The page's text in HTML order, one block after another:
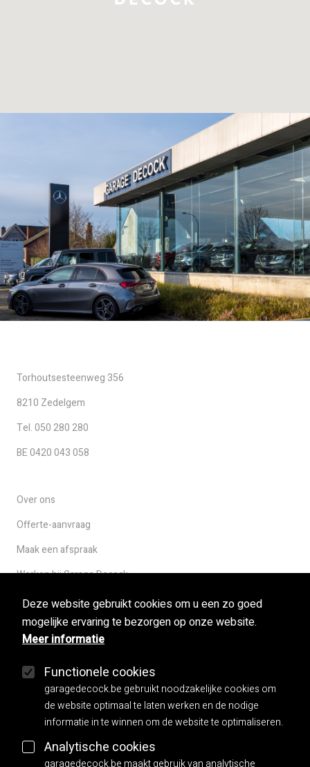
Torhoutsesteenweg 356
8210 Zedelgem
Tel. 050 280 280
BE 0420 043 058
Over ons
Offerte-aanvraag
Maak een afspraak
Werken bij Garage Decock
Used cars
Herstellingen
Mobilo
Carrosserie
Facebook
Deze website gebruikt cookies om u een zo goed
mogelijke ervaring te bezorgen op onze website.
Meer informatie
Functionele cookies
garagedecock.be gebruikt noodzakelijke cookies om
de website optimaal te laten werken en de nodige
informatie in te winnen om de website te optimaliseren.
Analytische cookies
garagedecock.be maakt gebruik van analytische